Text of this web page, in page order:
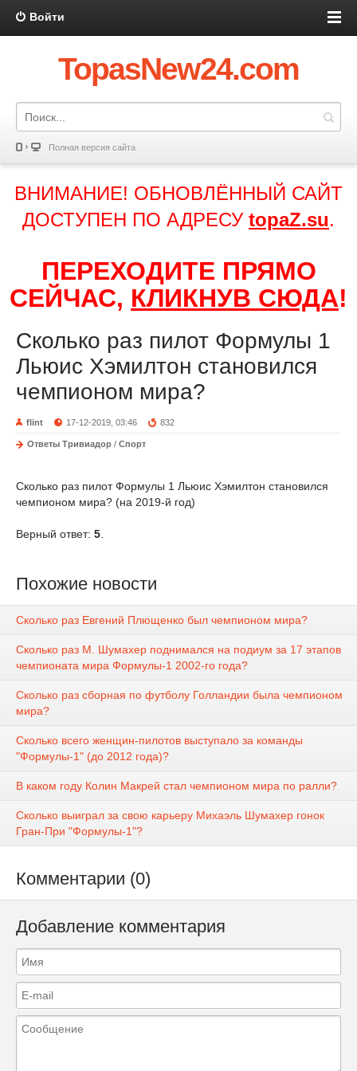
Войти
TopasNew24.com
Полная версия сайта
ВНИМАНИЕ! ОБНОВЛЁННЫЙ САЙТ
ДОСТУПЕН ПО АДРЕСУ topaZ.su.
ПЕРЕХОДИТЕ ПРЯМО
СЕЙЧАС, КЛИКНУВ СЮДА!
Сколько раз пилот Формулы 1
Льюис Хэмилтон становился
чемпионом мира?
flint 17-12-2019, 03:46 832
Ответы Тривиадор / Спорт
Сколько раз пилот Формулы 1 Льюис Хэмилтон становился
чемпионом мира? (на 2019-й год)
Верный ответ: 5
Похожие новости
Сколько раз Евгений Плющенко был чемпионом мира?
Сколько раз М. Шумахер поднимался на подиум за 17 этапов
чемпионата мира Формулы-1 2002-го года?
Сколько раз сборная по футболу Голландии была чемпионом
мира?
Сколько всего женщин-пилотов выступало за команды
"Формулы-1" (до 2012 года)?
В каком году Колин Макрей стал чемпионом мира по ралли?
Сколько выиграл за свою карьеру Михаэль Шумахер гонок
Гран-При "Формулы-1"?
Комментарии (0)
Добавление комментария